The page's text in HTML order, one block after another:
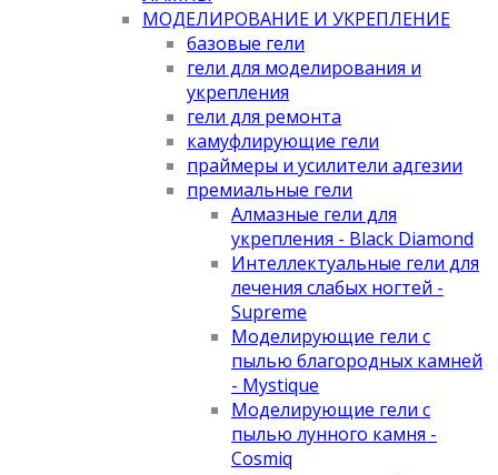
МОДЕЛИРОВАНИЕ И УКРЕПЛЕНИЕ
базовые гели
гели для моделирования и
укрепления
гели для ремонта
камуфлирующие гели
праймеры и усилители адгезии
премиальные гели
Алмазные гели для
укрепления - Black Diamond
Интеллектуальные гели для
лечения слабых ногтей -
Supreme
Моделирующие гели с
пылью благородных камней
- Mystique
Моделирующие гели с
пылью лунного камня -
Cosmiq